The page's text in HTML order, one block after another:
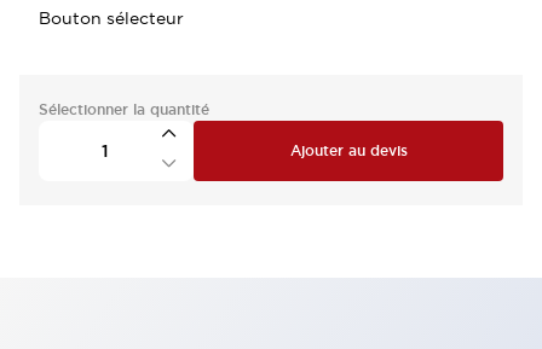
Bouton sélecteur
Sélectionner la quantité
Ajouter au devis